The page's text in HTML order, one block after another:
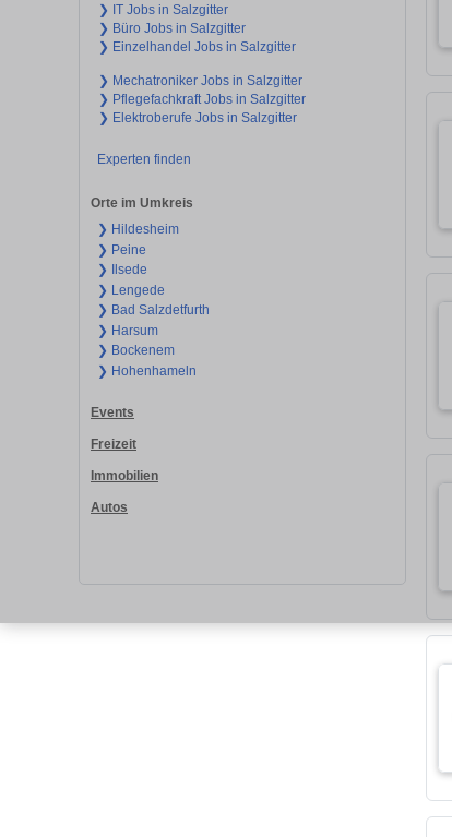
❯ IT Jobs in Salzgitter
❯ Büro Jobs in Salzgitter
❯ Einzelhandel Jobs in Salzgitter
❯ Mechatroniker Jobs in Salzgitter
❯ Pflegefachkraft Jobs in Salzgitter
❯ Elektroberufe Jobs in Salzgitter
Experten finden
Orte im Umkreis
❯ Hildesheim
❯ Peine
❯ Ilsede
❯ Lengede
❯ Bad Salzdetfurth
❯ Harsum
❯ Bockenem
❯ Hohenhameln
Events
Freizeit
Immobilien
Autos